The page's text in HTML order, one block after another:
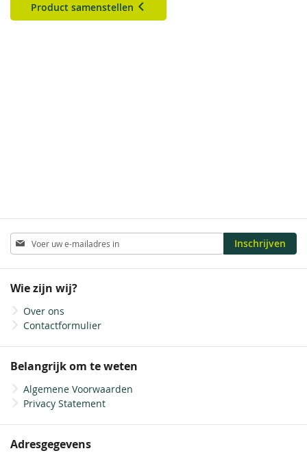
Product samenstellen
Abonneer
u
op
nieuwsbrief
Inschrijven
Wie zijn wij?
Over ons
Contactformulier
Belangrijk om te weten
Algemene Voorwaarden
Privacy Statement
Adresgegevens